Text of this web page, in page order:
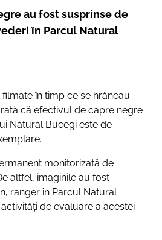
au fost susprinse de
în Parcul Natural
în timp ce se hrăneau.
că efectivul de capre negre
Natural Bucegi este de
monitorizată de
altfel, imaginile au fost
ranger în Parcul Natural
de evaluare a acestei